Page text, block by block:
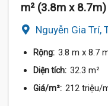
m² (3.8m x
Nguyễn Gia Trí,
Rộng: 3.8 m x 8.7
Diện tích: 32.3 m²
Giá/m²: 212 triệu/